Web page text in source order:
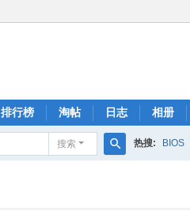
排行榜 淘帖 日志 相册
搜索 热搜: BIOS